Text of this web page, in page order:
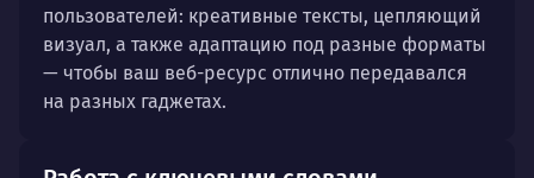
пользователей: креативные тексты, цепляющий
визуал, а также адаптацию под разные форматы
— чтобы ваш веб-ресурс отлично передавался
на разных гаджетах.